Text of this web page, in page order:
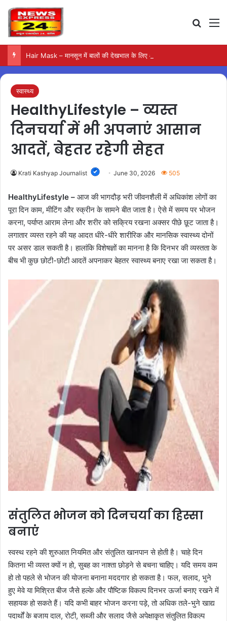
Hair Mask – मानसून में बालों की देखभाल के लिए आजमाएं अंडे का मास्क
स्वास्थ्य
HealthyLifestyle – व्यस्त
दिनचर्या में भी अपनाएं आसान
आदतें, बेहतर रहेगी सेहत
Krati Kashyap Journalist June 30, 2026 505
HealthyLifestyle – आज की भागदौड़ भरी जीवनशैली में अधिकांश लोगों का
पूरा दिन काम, मीटिंग और स्क्रीन के सामने बीत जाता है। ऐसे में समय पर भोजन
करना, पर्याप्त आराम लेना और शरीर को सक्रिय रखना अक्सर पीछे छूट जाता है।
लगातार व्यस्त रहने की यह आदत धीरे-धीरे शारीरिक और मानसिक स्वास्थ्य दोनों
पर असर डाल सकती है। हालांकि विशेषज्ञों का मानना है कि दिनभर की व्यस्तता के
बीच भी कुछ छोटी-छोटी आदतें अपनाकर बेहतर स्वास्थ्य बनाए रखा जा सकता है।
संतुलित भोजन को दिनचर्या का हिस्सा
बनाएं
स्वस्थ रहने की शुरुआत नियमित और संतुलित खानपान से होती है। चाहे दिन
कितना भी व्यस्त क्यों न हो, सुबह का नाश्ता छोड़ने से बचना चाहिए। यदि समय कम
हो तो पहले से भोजन की योजना बनाना मददगार हो सकता है। फल, सलाद, भुने
हुए मेवे या मिश्रित बीज जैसे हल्के और पौष्टिक विकल्प दिनभर ऊर्जा बनाए रखने में
सहायक हो सकते हैं। यदि कभी बाहर भोजन करना पड़े, तो अधिक तले-भुने खाद्य
पदार्थों के बजाय दाल, रोटी, सब्जी और सलाद जैसे अपेक्षाकृत संतुलित विकल्प